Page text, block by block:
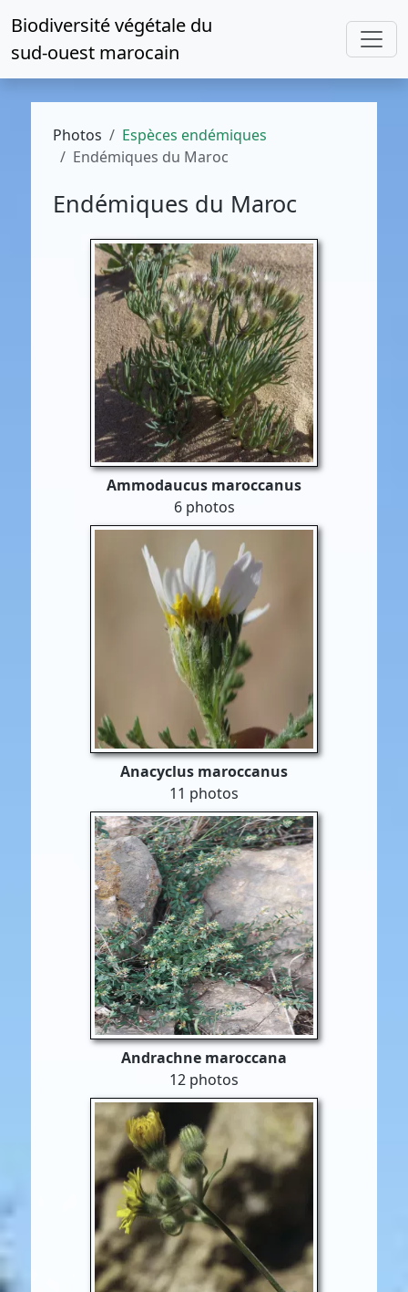
Biodiversité végétale du
sud-ouest marocain
Photos
Espèces endémiques
Endémiques du Maroc
Endémiques du Maroc
Ammodaucus maroccanus
6 photos
Anacyclus maroccanus
11 photos
Andrachne maroccana
12 photos